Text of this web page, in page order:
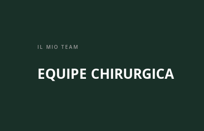
IL MIO TEAM
EQUIPE CHIRURGICA